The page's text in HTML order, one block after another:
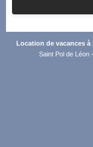
Location de vacances à
Saint Pol de Léon